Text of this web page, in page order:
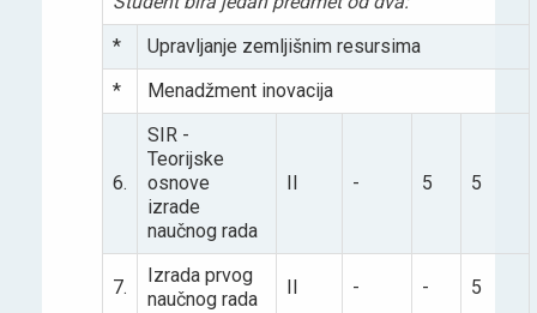
*
Upravljanje zemljišnim resursima
*
Menadžment inovacija
6.
SIR -
Teorijske
osnove
izrade
naučnog rada
- 5 5
7.
Izrada prvog
naučnog rada
- - 5